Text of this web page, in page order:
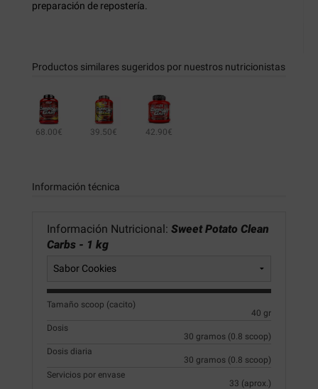
preparación de repostería.
Productos similares sugeridos por nuestros nutricionistas
68.00€ 39.50€ 42.90€
Información técnica
Información Nutricional: Sweet Potato Clean
Carbs - 1 kg
Tamaño scoop (cacito)
40 gr
Dosis
30 gramos (0.8 scoop)
Dosis diaria
30 gramos (0.8 scoop)
Servicios por envase
33 (aprox.)